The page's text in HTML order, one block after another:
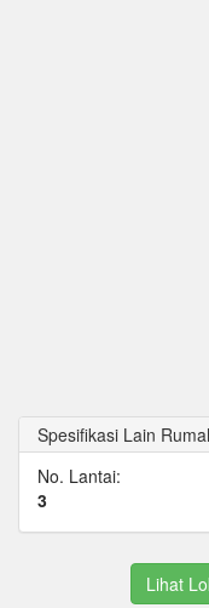
Spesifikasi Lain
No. Lantai:
3
Lihat